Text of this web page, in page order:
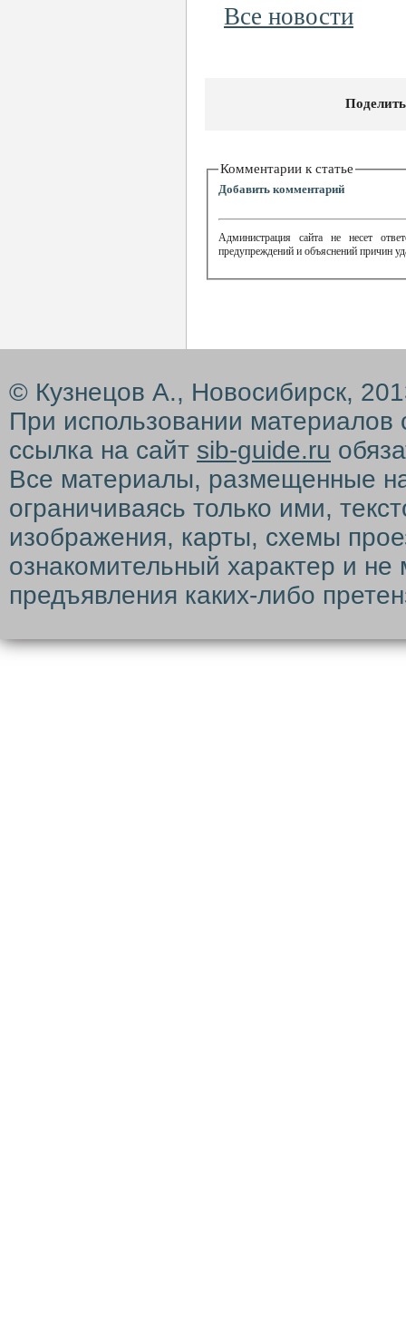
Все новости
Комментарии к статье
Добавить комментарий
Администрация сайта не несет
предупреждений и объяснений причин
© Кузнецов А., Новосибирск,
При использовании материалов
ссылка на сайт sib-guide.ru
Все материалы, размещенные
ограничиваясь только ими,
изображения, карты, схемы
ознакомительный характер и
предъявления каких-либо